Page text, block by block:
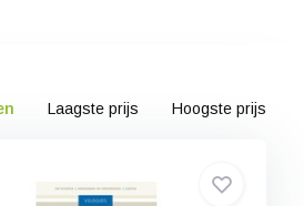
Laagste prijs Hoogste prijs